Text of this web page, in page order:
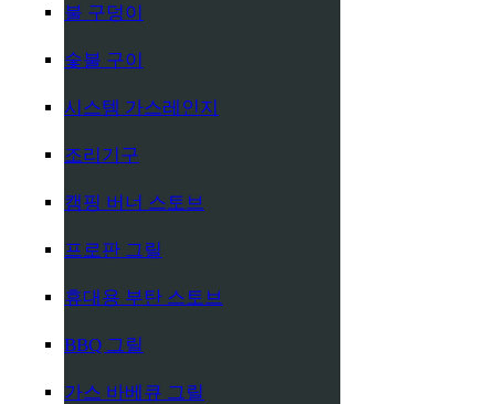
불 구덩이
숯불 구이
시스템 가스레인지
조리기구
캠핑 버너 스토브
프로판 그릴
휴대용 부탄 스토브
BBQ 그릴
가스 바베큐 그릴